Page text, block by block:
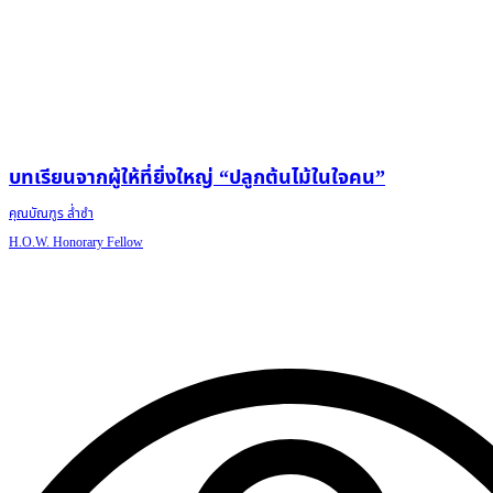
บทเรียนจากผู้ให้ที่ยิ่งใหญ่ “ปลูกต้นไม้ในใจคน”
คุณบัณฑูร ล่ำซำ
H.O.W. Honorary Fellow